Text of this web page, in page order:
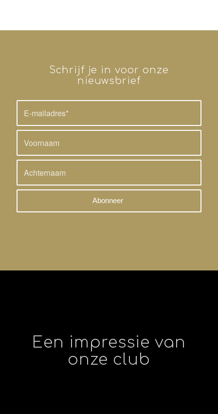
Schrijf je in voor onze
nieuwsbrief
Een impressie van
onze club